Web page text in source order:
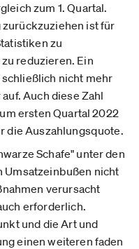
zum 1. Quartal.
ist für
zu
reduzieren. Ein
nicht mehr
Auch diese Zahl
ersten Quartal 2022
die Auszahlungsquote.
Schafe" unter den
Umsatzeinbußen nicht
verursacht
erforderlich.
und die Art und
einen weiteren faden